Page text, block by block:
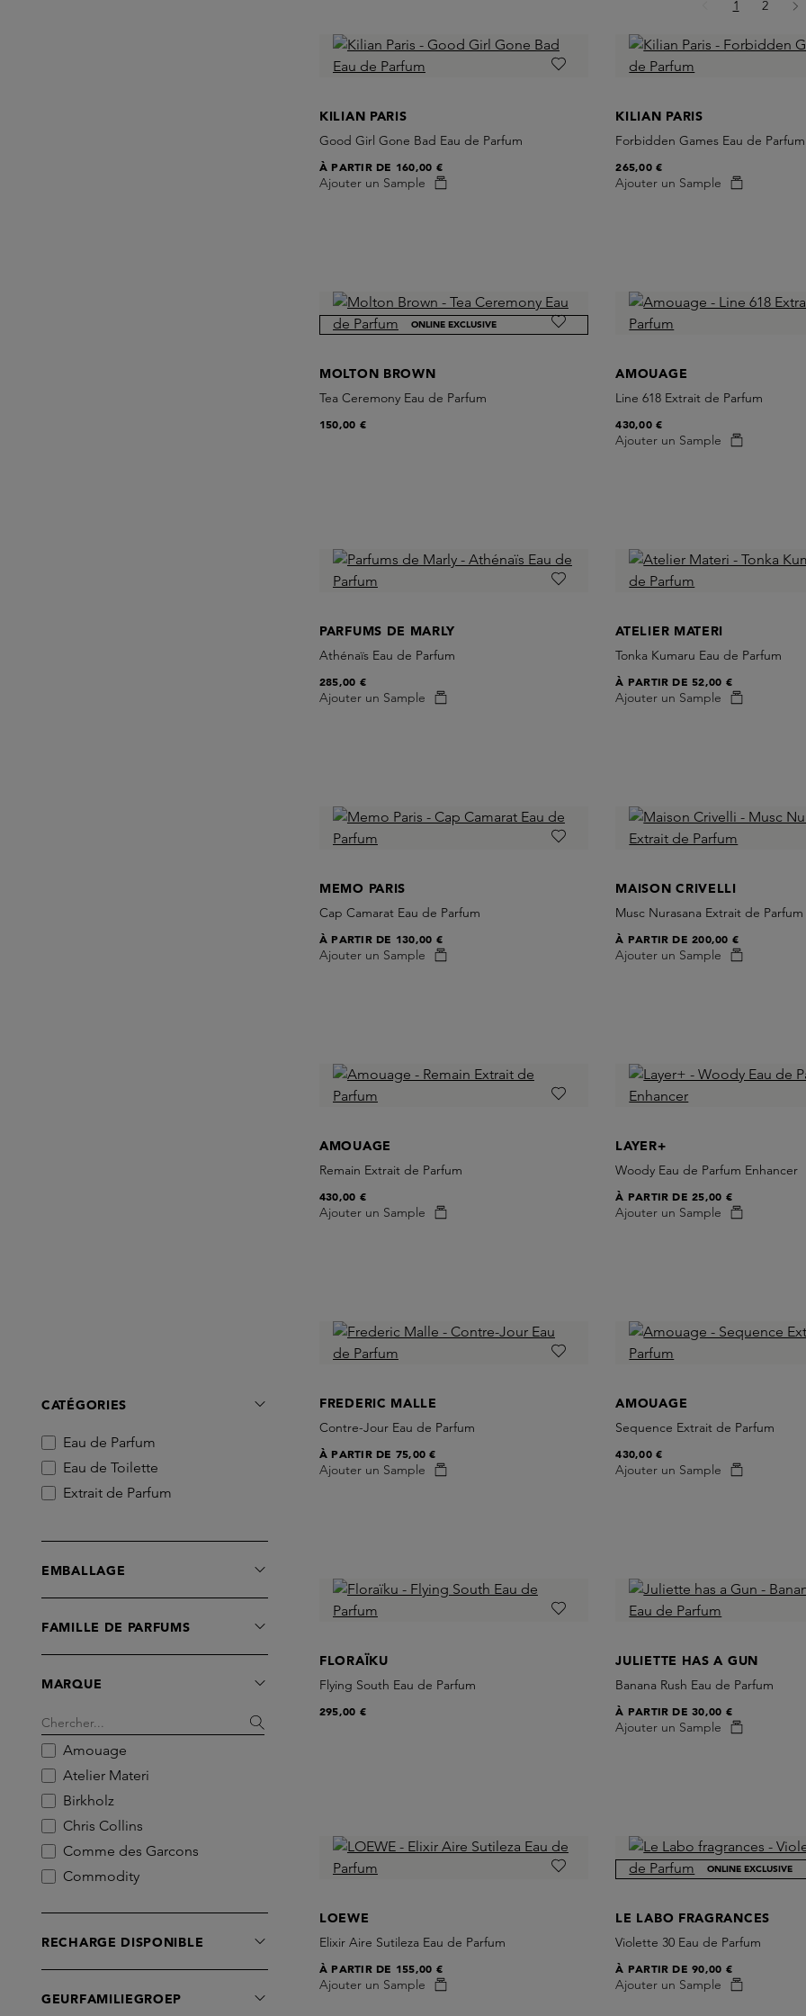
CATÉGORIES
Eau de Parfum
Eau de Toilette
Extrait de Parfum
EMBALLAGE
FAMILLE DE PARFUMS
MARQUE
Amouage
Atelier Materi
Birkholz
Chris Collins
Comme des Garcons
Commodity
Ella K Parfums
Essential Parfums
RECHARGE DISPONIBLE
GEURFAMILIEGROEP
Page
1 Page
2
KILIAN PARIS
Good Girl Gone Bad Eau de Parfum
Ajouter un Sample
À PARTIR DE 160,00 €
KILIAN PARIS
Forbidden Games Eau de Parfum
Ajouter un Sample
265,00 €
ONLINE EXCLUSIVE
MOLTON BROWN
Tea Ceremony Eau de Parfum
150,00 €
AMOUAGE
Line 618 Extrait de Parfum
Ajouter un Sample
430,00 €
PARFUMS DE MARLY
Athénaïs Eau de Parfum
Ajouter un Sample
285,00 €
ATELIER MATERI
Tonka Kumaru Eau de Parfum
Ajouter un Sample
À PARTIR DE52,00 €
MEMO PARIS
Cap Camarat Eau de Parfum
Ajouter un Sample
À PARTIR DE 130,00 €
MAISON CRIVELLI
Musc Nurasana Extrait de Parfum
Ajouter un Sample
À PARTIR DE200,00 €
AMOUAGE
Remain Extrait de Parfum
Ajouter un Sample
430,00 €
LAYER+
Woody Eau de Parfum Enhancer
Ajouter un Sample
À PARTIR DE25,00 €
FREDERIC MALLE
Contre-Jour Eau de Parfum
Ajouter un Sample
À PARTIR DE 75,00 €
AMOUAGE
Sequence Extrait de Parfum
Ajouter un Sample
430,00 €
FLORAÏKU
Flying South Eau de Parfum
295,00 €
JULIETTE HAS A GUN
Banana Rush Eau de Parfum
Ajouter un Sample
À PARTIR DE30,00 €
LOEWE
Elixir Aire Sutileza Eau de Parfum
Ajouter un Sample
À PARTIR DE 155,00 €
ONLINE EXCLUSIVE
LE LABO FRAGRANCES
Violette 30 Eau de Parfum
Ajouter un Sample
À PARTIR DE90,00 €